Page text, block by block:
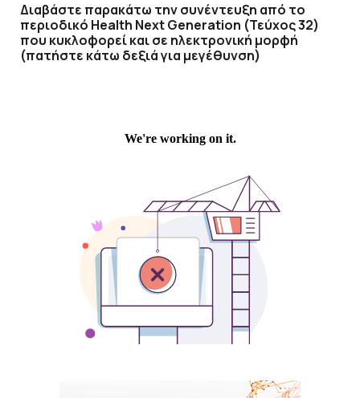
Διαβάστε παρακάτω την συνέντευξη από το
περιοδικό Health Next Generation (Τεύχος 32)
που κυκλοφορεί και σε ηλεκτρονική μορφή
(πατήστε κάτω δεξιά για μεγέθυνση)